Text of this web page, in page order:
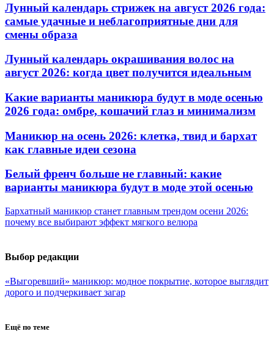
Лунный календарь стрижек на август 2026 года:
самые удачные и неблагоприятные дни для
смены образа
Лунный календарь окрашивания волос на
август 2026: когда цвет получится идеальным
Какие варианты маникюра будут в моде осенью
2026 года: омбре, кошачий глаз и минимализм
Маникюр на осень 2026: клетка, твид и бархат
как главные идеи сезона
Белый френч больше не главный: какие
варианты маникюра будут в моде этой осенью
Бархатный маникюр станет главным трендом осени 2026:
почему все выбирают эффект мягкого велюра
Выбор редакции
«Выгоревший» маникюр: модное покрытие, которое выглядит
дорого и подчеркивает загар
Ещё по теме